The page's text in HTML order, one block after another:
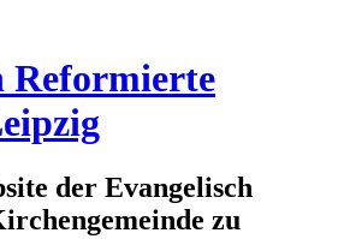
Reformierte
der Evangelisch
zu